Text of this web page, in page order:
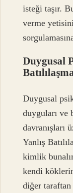
isteği taşır.
verme
Duygusal
Duygusal
duyguları ve
davranışları
Yanlış
kimlik
kendi
diğer taraftan